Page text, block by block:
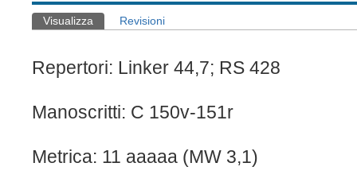
Schede primarie
Visualizza (scheda attiva)
Revisioni
Repertori: Linker 44,7; RS 428
Manoscritti: C 150v-151r
Metrica: 11 aaaaa (MW 3,1)